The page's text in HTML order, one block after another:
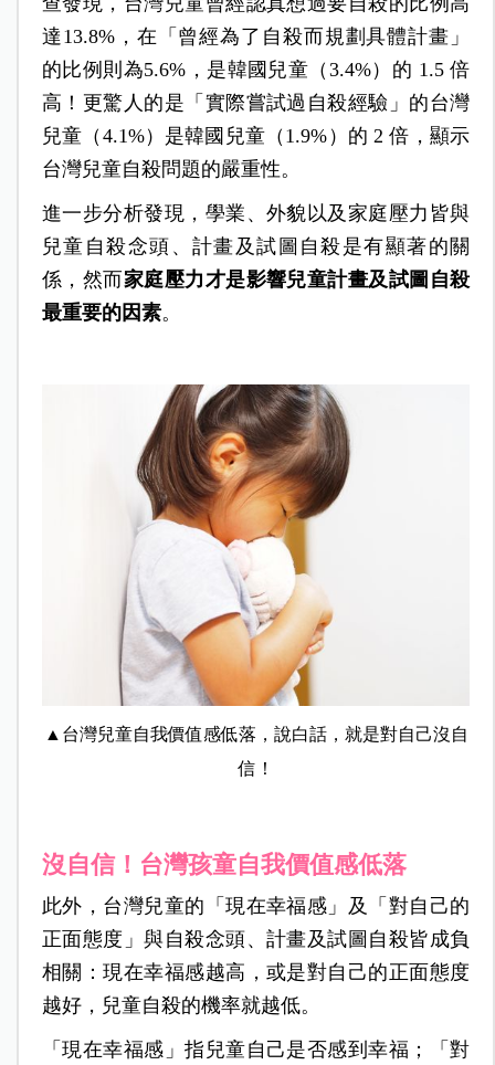
達13.8%，在「曾經為了自殺而規劃具體計畫」
的比例則為5.6%，是韓國兒童（3.4%）的 1.5 倍
高！更驚人的是「實際嘗試過自殺經驗」的台灣
兒童（4.1%）是韓國兒童（1.9%）的 2 倍，顯示
台灣兒童自殺問題的嚴重性。
進一步分析發現，學業、外貌以及家庭壓力皆與
兒童自殺念頭、計畫及試圖自殺是有顯著的關
係，然而家庭壓力才是影響兒童計畫及試圖自殺
最重要的因素。
▲台灣兒童自我價值感低落，說白話，就是對自己沒自
信！
沒自信！台灣孩童自我價值感低落
此外，台灣兒童的「現在幸福感」及「對自己的
正面態度」與自殺念頭、計畫及試圖自殺皆成負
相關：現在幸福感越高，或是對自己的正面態度
越好，兒童自殺的機率就越低。
「現在幸福感」指兒童自己是否感到幸福；「對